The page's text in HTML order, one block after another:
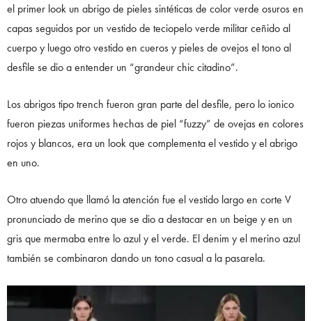
el primer look un abrigo de pieles sintéticas de color verde osuros en
capas seguidos por un vestido de teciopelo verde militar ceñido al
cuerpo y luego otro vestido en cueros y pieles de ovejos el tono al
desfile se dio a entender un “grandeur chic citadino”.
Los abrigos tipo trench fueron gran parte del desfile, pero lo ionico
fueron piezas uniformes hechas de piel “fuzzy” de ovejas en colores
rojos y blancos, era un look que complementa el vestido y el abrigo
en uno.
Otro atuendo que llamó la atención fue el vestido largo en corte V
pronunciado de merino que se dio a destacar en un beige y en un
gris que mermaba entre lo azul y el verde. El denim y el merino azul
también se combinaron dando un tono casual a la pasarela.